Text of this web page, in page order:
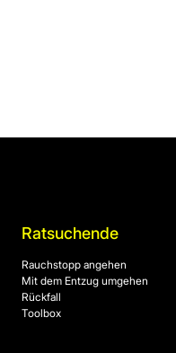
Ratsuchende
Rauchstopp angehen
Mit dem Entzug umgehen
Rückfall
Toolbox